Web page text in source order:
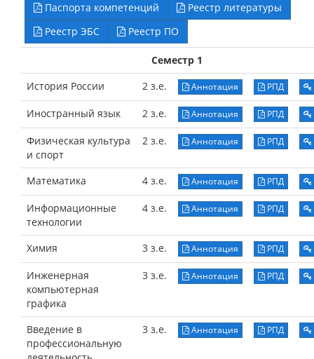
Паспорта компетенций
Реестр литературы
Реестр ЭБС
Реестр ПО
Семестр 1
История России
2 з.е. Аннотация РПД
Иностранный язык 2 з.е. Аннотация РПД
Физическая культура
и спорт
2 з.е. Аннотация РПД
Математика 4 з.е. Аннотация РПД
Информационные
технологии
4 з.е. Аннотация РПД
Химия 3 з.е. Аннотация РПД
Инженерная
компьютерная
графика
3 з.е. Аннотация РПД
Введение в
профессиональную
3 з.е. Аннотация РПД